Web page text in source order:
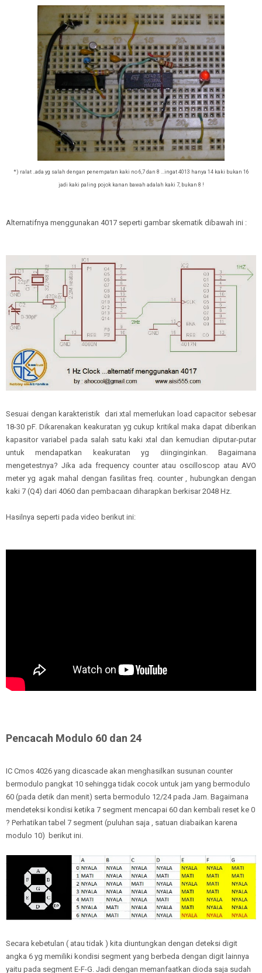
*) ralat ..ada yg salah dengan penempatan kaki no 6,7 dan 8 ...ingat 4013 hanya 14 kaki bukan 16
jadi kaki paling pojok kanan bawah adalah kaki 7, bukan 8 !
Alternatifnya menggunakan 4017 seperti gambar skematik dibawah ini :
Sesuai dengan karakteristik dari xtal memerlukan load capacitor sebesar
18-30 pF. Dikarenakan keakuratan yg cukup kritikal maka dapat diberikan
kapasitor variabel pada salah satu kaki xtal dan kemudian diputar-putar
untuk mendapatkan keakuratan yg diinginginkan. Bagaimana
mengetestnya? Jika ada frequency counter atau oscilloscop atau AVO
meter yg agak mahal dengan fasilitas freq. counter , hubungkan dengan
kaki 7 (Q4) dari 4060 dan pembacaan diharapkan berkisar 2048 Hz.
Hasilnya seperti pada video berikut ini:
Pencacah Modulo 60 dan 24
IC Cmos 4026 yang dicascade akan menghasilkan susunan counter
bermodulo pangkat 10 sehingga tidak cocok untuk jam yang bermodulo
60 (pada detik dan menit) serta bermodulo 12/24 pada Jam. Bagaimana
mendeteksi kondisi ketika 7 segment mencapai 60 dan kembali reset ke 0
? Perhatikan tabel 7 segment (puluhan saja , satuan diabaikan karena
modulo 10) berikut ini.
Secara kebetulan ( atau tidak ) kita diuntungkan dengan deteksi digit
angka 6 yg memiliki kondisi segment yang berbeda dengan digit lainnya
yaitu pada segment E-F-G. Jadi dengan memanfaatkan dioda saja sudah